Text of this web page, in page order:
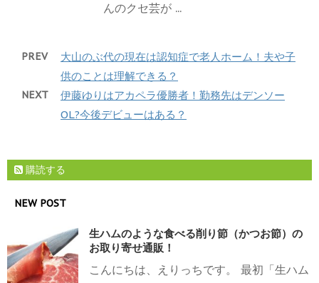
んのクセ芸が ...
PREV
大山のぶ代の現在は認知症で老人ホーム！夫や子
供のことは理解できる？
NEXT
伊藤ゆりはアカペラ優勝者！勤務先はデンソー
OL?今後デビューはある？
購読する
NEW POST
生ハムのような食べる削り節（かつお節）の
お取り寄せ通販！
こんにちは、えりっちです。 最初「生ハム